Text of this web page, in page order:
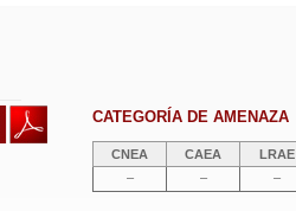
CATEGORÍA DE AMENAZA
CNEA CAEA LRAE
–
– –